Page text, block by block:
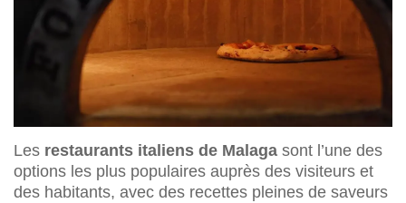
Les restaurants italiens de Malaga sont l’une des
options les plus populaires auprès des visiteurs et
des habitants, avec des recettes pleines de saveurs